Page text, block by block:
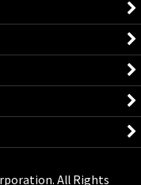
All Rights